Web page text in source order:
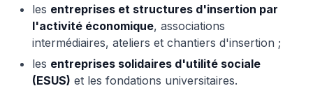
les entreprises et structures d'insertion par
l'activité économique, associations
intermédiaires, ateliers et chantiers d'insertion ;
les entreprises solidaires d'utilité sociale
(ESUS) et les fondations universitaires.